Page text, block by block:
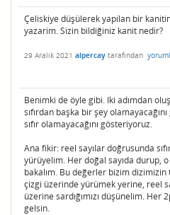
Çeliskiye düşülerek yapilan bir
yazarim. Sizin bildiğiniz kanit nedir?
29 Aralık 2021 alpercay tarafından
Benimki de öyle gibi. Iki adımdan
sıfırdan başka bir şey
sıfır olamayacağını gösteriyoruz.
Ana fikir: reel sayılar doğrusunda
yürüyelim. Her doğal sayıda durup,
bakalım. Bu değerler bizim
çizgi üzerinde yürümek yerine, reel
üzerine sardığımızı düşünelim.
gelsin.